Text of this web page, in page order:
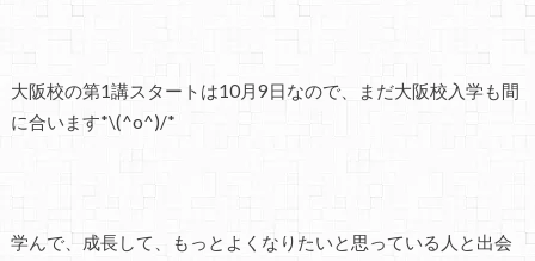
大阪校の第1講スタートは10月9日なので、まだ大阪校入学も間
に合います*\(^o^)/*
学んで、成長して、もっとよくなりたいと思っている人と出会